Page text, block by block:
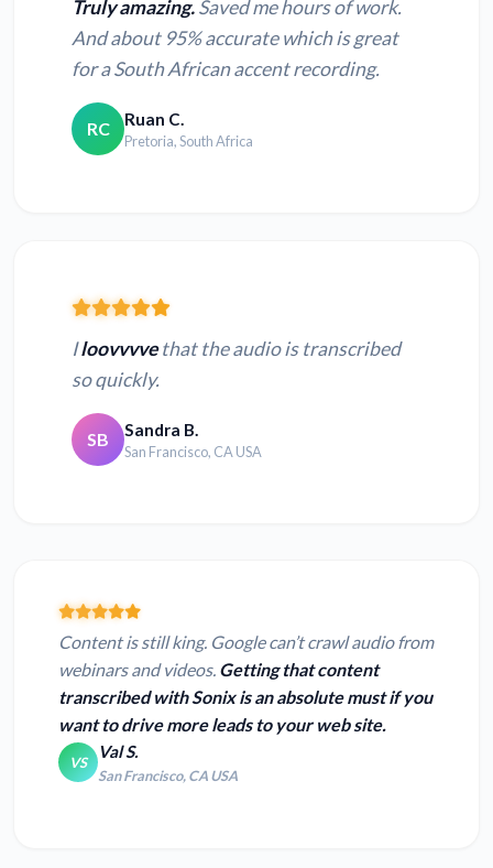
Truly amazing.Saved me hours of work.
And about 95% accurate which is great
for a South African accent recording.
RC Ruan C.
Pretoria, South Africa
Iloovvvvethat the audio is transcribed
so quickly.
SB Sandra B.
San Francisco, CA USA
Content is still king. Google can’t crawl audio from
webinars and videos. Getting that content
transcribed with Sonix is an absolute must if you
want to drive more leads to your web site.
VS
Val S.
San Francisco, CA USA